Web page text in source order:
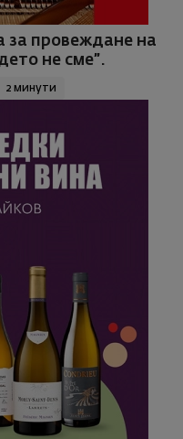
за провеждане на
не сме”.
2 минути